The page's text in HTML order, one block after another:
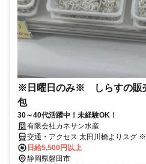
※日曜日のみ※ しらすの販
包
30～40代活躍中！未経験OK！
有限会社カネサン水産
交通・アクセス 太田川橋よりスグ
日給5,500円以上
静岡県磐田市